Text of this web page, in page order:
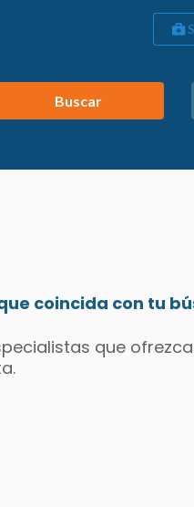
Buscar
coincida con tu
que